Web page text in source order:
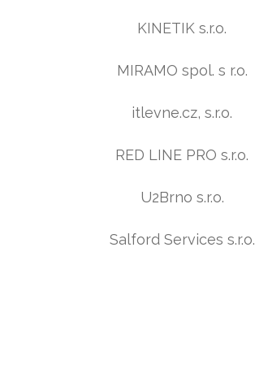
KINETIK s.r.o.
MIRAMO spol. s r.o.
itlevne.cz, s.r.o.
RED LINE PRO s.r.o.
U2Brno s.r.o.
Salford Services s.r.o.